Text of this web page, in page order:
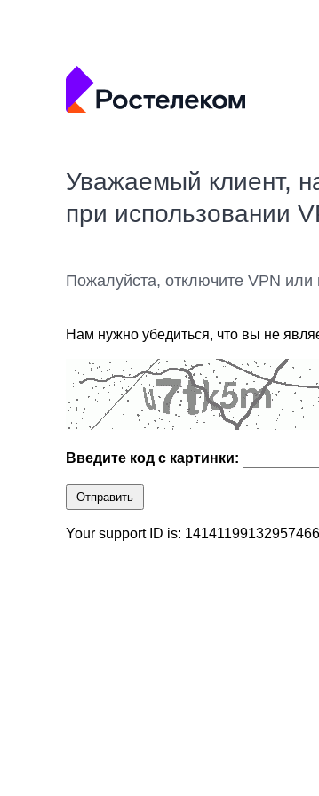
Уважаемый клиент,
при использовании
Пожалуйста, отключите VPN
Нам нужно убедиться, что вы не
Введите код с картинки:
Отправить
Your support ID is: